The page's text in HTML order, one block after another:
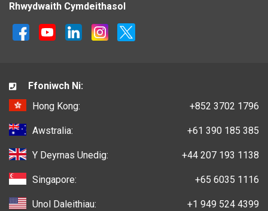
Rhwydwaith Cymdeithasol
Ffoniwch Ni:
Hong Kong:
+852 3702 1796
Awstralia: +61 390 185 385
Y Deyrnas Unedig: +44 207 193 1138
Singapore: +65 6035 1116
Unol Daleithiau: +1 949 524 4399